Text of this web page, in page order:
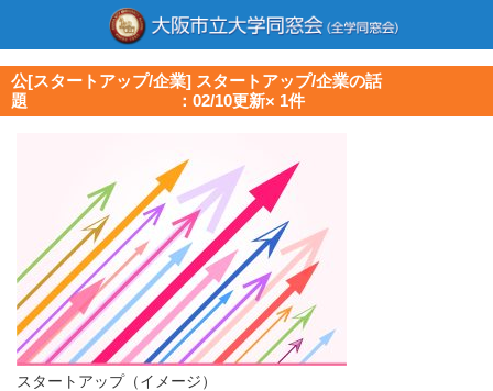
公[スタートアップ/企業] スタートアップ/企業の話
題 ：02/10更新× 1件
スタートアップ（イメージ）